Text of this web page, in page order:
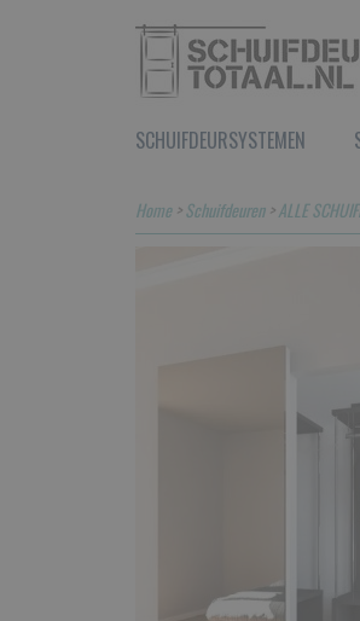
SCHUIFDEURSYSTEMEN
Home>Schuifdeuren>ALLE